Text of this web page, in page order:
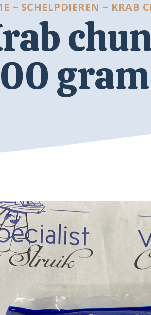
~ SCHELPDIEREN ~ KRAB
gram